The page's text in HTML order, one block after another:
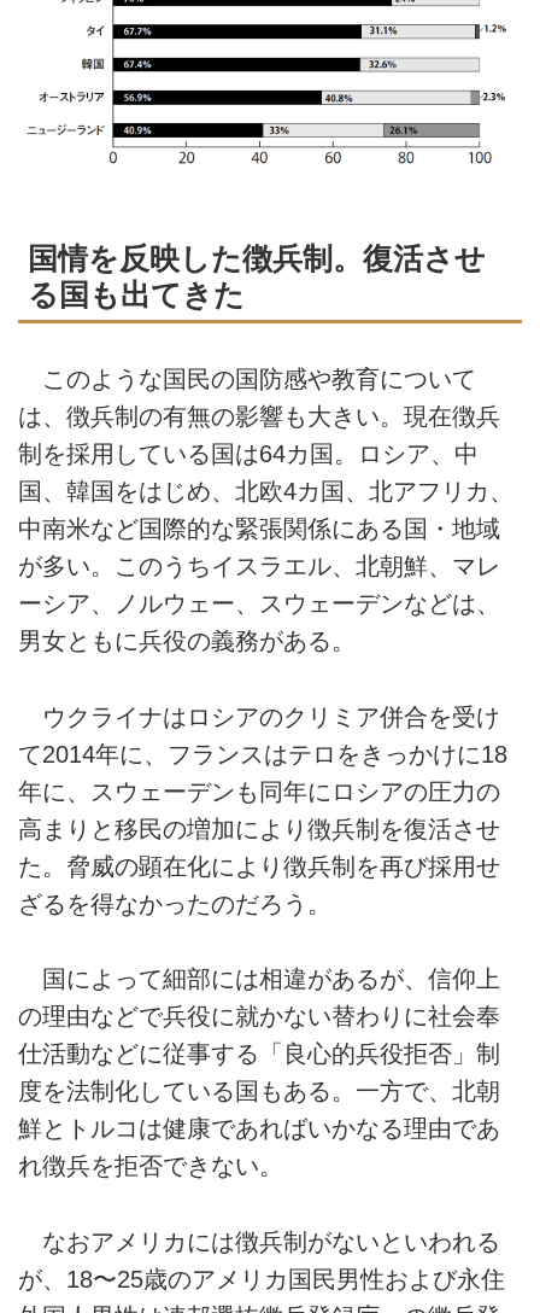
国情を反映した徴兵制。復活させ
る国も出てきた
このような国民の国防感や教育について
は、徴兵制の有無の影響も大きい。現在徴兵
制を採用している国は64カ国。ロシア、中
国、韓国をはじめ、北欧4カ国、北アフリカ、
中南米など国際的な緊張関係にある国・地域
が多い。このうちイスラエル、北朝鮮、マレ
ーシア、ノルウェー、スウェーデンなどは、
男女ともに兵役の義務がある。
ウクライナはロシアのクリミア併合を受け
て2014年に、フランスはテロをきっかけに18
年に、スウェーデンも同年にロシアの圧力の
高まりと移民の増加により徴兵制を復活させ
た。脅威の顕在化により徴兵制を再び採用せ
ざるを得なかったのだろう。
国によって細部には相違があるが、信仰上
の理由などで兵役に就かない替わりに社会奉
仕活動などに従事する「良心的兵役拒否」制
度を法制化している国もある。一方で、北朝
鮮とトルコは健康であればいかなる理由であ
れ徴兵を拒否できない。
なおアメリカには徴兵制がないといわれる
が、18〜25歳のアメリカ国民男性および永住